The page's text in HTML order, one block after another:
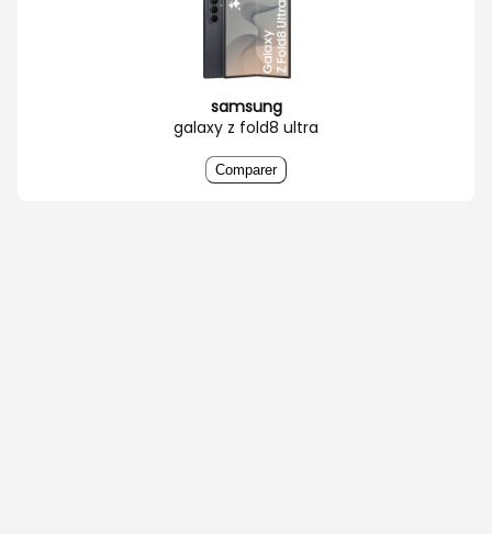
samsung
galaxy z fold8 ultra
Comparer